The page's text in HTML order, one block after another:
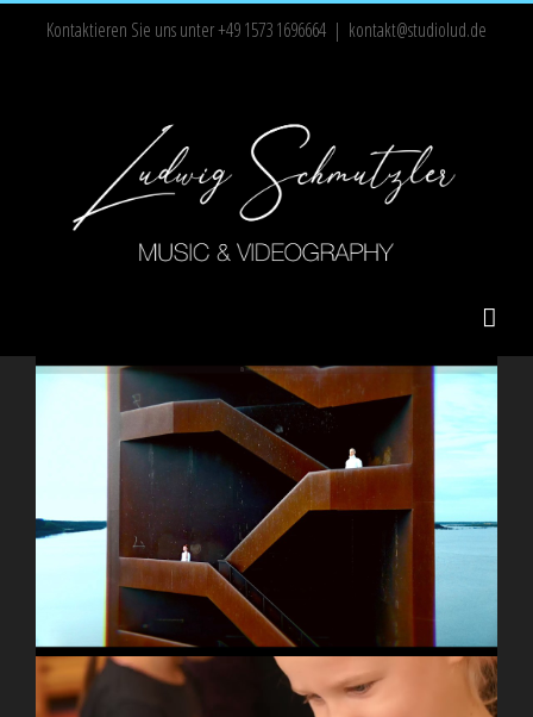
Kontaktieren Sie uns unter +49 1573 1696664 | kontakt@studiolud.de
I WANT POETRY – Mirrors of the Sky